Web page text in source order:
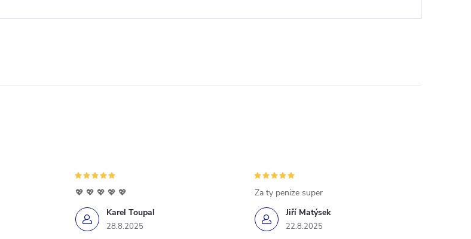
Karel Toupal
28.8.2025
💖 💖 💖 💖 💖
Jiří Matýsek
22.8.2025
Za ty penize super